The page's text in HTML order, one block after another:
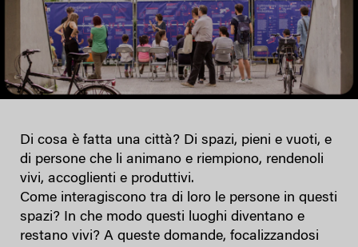
Di cosa è fatta una città? Di spazi, pieni e vuoti, e
di persone che li animano e riempiono, rendenoli
vivi, accoglienti e produttivi.
Come interagiscono tra di loro le persone in questi
spazi? In che modo questi luoghi diventano e
restano vivi? A queste domande, focalizzandosi